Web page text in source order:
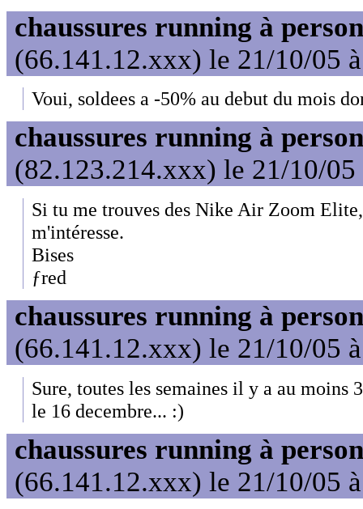
chaussures running à
(66.141.12.xxx) le 21/10/05
Voui, soldees a -50% au debut du mois
chaussures running à
(82.123.214.xxx) le 21/10/05
Si tu me trouves des Nike Air Zoom
m'intéresse.
Bises
ƒred
chaussures running à
(66.141.12.xxx) le 21/10/05
Sure, toutes les semaines il y a au moins
le 16 decembre... :)
chaussures running à
(66.141.12.xxx) le 21/10/05